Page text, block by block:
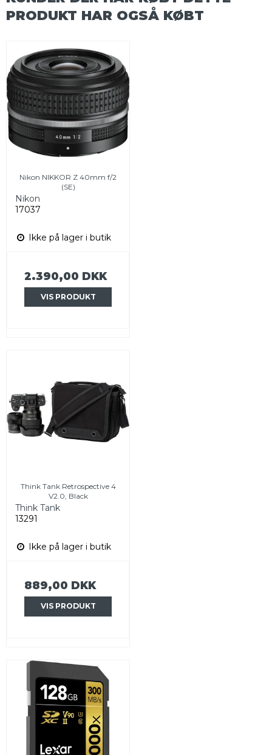
PRODUKT HAR OGSÅ KØBT
Nikon NIKKOR Z 40mm f/2
(SE)
Nikon
17037
Ikke på lager i butik
2.390,00 DKK
VIS PRODUKT
Think Tank Retrospective 4
V2.0, Black
Think Tank
13291
Ikke på lager i butik
889,00 DKK
VIS PRODUKT